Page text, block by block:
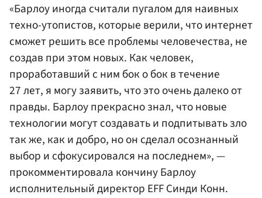
«Барлоу иногда считали пугалом для наивных
техно-утопистов, которые верили, что интернет
сможет решить все проблемы человечества, не
создав при этом новых. Как человек,
проработавший с ним бок о бок в течение
27 лет, я могу заявить, что это очень далеко от
правды. Барлоу прекрасно знал, что новые
технологии могут создавать и подпитывать зло
так же, как и добро, но он сделал осознанный
выбор и сфокусировался на последнем», —
прокомментировала кончину Барлоу
исполнительный директор EFF Синди Конн.